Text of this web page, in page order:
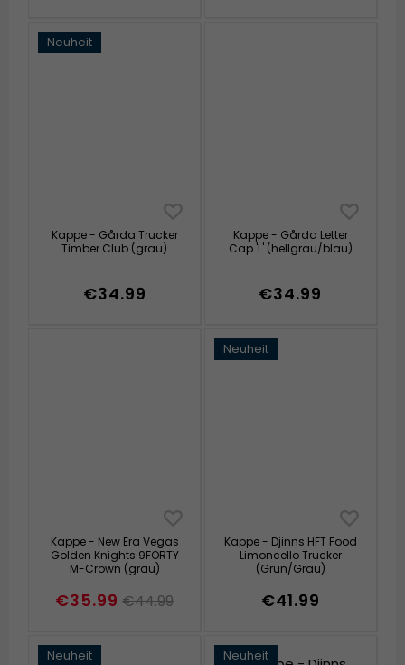
Neuheit
Kappe - Gårda Trucker
Timber Club (grau)
€34.99
Kappe - Gårda Letter
Cap 'L' (hellgrau/blau)
€34.99
Kappe - New Era Vegas
Golden Knights 9FORTY
M-Crown (grau)
€35.99 €44.99
Neuheit
Kappe - Djinns HFT Food
Limoncello Trucker
(Grün/Grau)
€41.99
Neuheit Neuheit